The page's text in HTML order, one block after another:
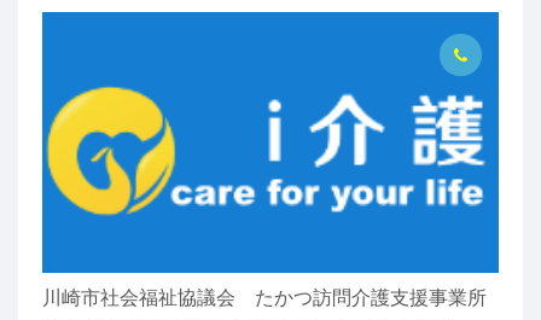
川崎市社会福祉協議会 たかつ訪問介護支援事業所